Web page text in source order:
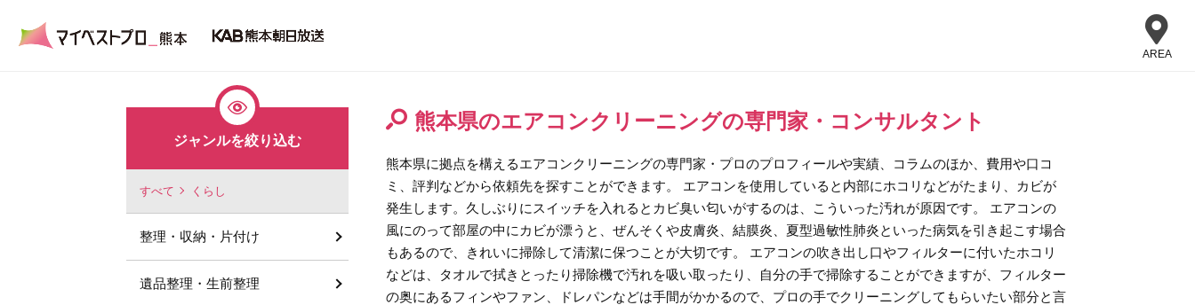
AREA
熊本県のエアコンクリーニングの専門家・コンサルタント
熊本県に拠点を構えるエアコンクリーニングの専門家・プロのプロフィールや実績、コラムのほか、費用や口コ
ミ、評判などから依頼先を探すことができます。 エアコンを使用していると内部にホコリなどがたまり、カビが
発生します。久しぶりにスイッチを入れるとカビ臭い匂いがするのは、こういった汚れが原因です。 エアコンの
風にのって部屋の中にカビが漂うと、ぜんそくや皮膚炎、結膜炎、夏型過敏性肺炎といった病気を引き起こす場合
もあるので、きれいに掃除して清潔に保つことが大切です。 エアコンの吹き出し口やフィルターに付いたホコリ
などは、タオルで拭きとったり掃除機で汚れを吸い取ったり、自分の手で掃除することができますが、フィルター
の奥にあるフィンやファン、ドレパンなどは手間がかかるので、プロの手でクリーニングしてもらいたい部分と言
ジャンルを絞り込む
すべて くらし
整理・収納・片付け
遺品整理・生前整理